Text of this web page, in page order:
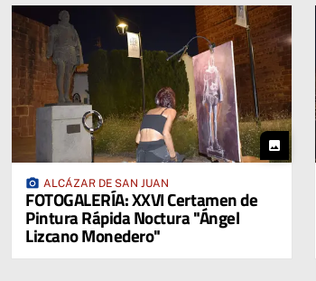
photo
photo_camera ALCÁZAR DE SAN JUAN
FOTOGALERÍA: XXVI Certamen de
Pintura Rápida Noctura "Ángel
Lizcano Monedero"